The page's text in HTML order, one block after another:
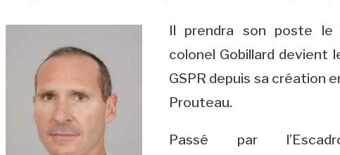
Il prendra son poste le
colonel Gobillard devient
GSPR depuis sa création
Prouteau.
Passé par